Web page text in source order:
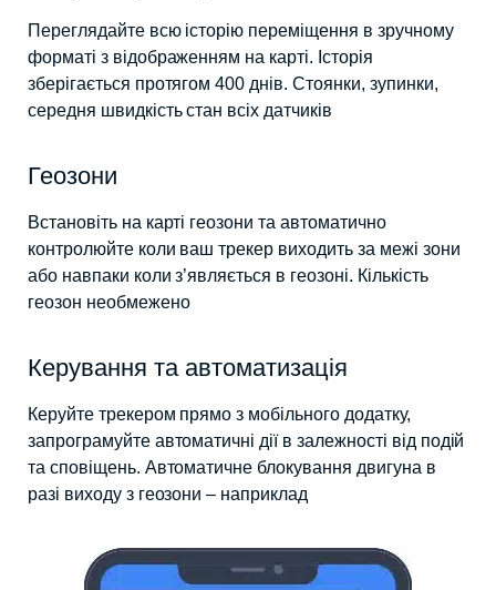
Переглядайте всю історію переміщення в зручному
форматі з відображенням на карті. Історія
зберігається протягом 400 днів. Стоянки, зупинки,
середня швидкість стан всіх датчиків
Геозони
Встановіть на карті геозони та автоматично
контролюйте коли ваш трекер виходить за межі зони
або навпаки коли з’являється в геозоні. Кількість
геозон необмежено
Керування та автоматизація
Керуйте трекером прямо з мобільного додатку,
запрограмуйте автоматичні дії в залежності від подій
та сповіщень. Автоматичне блокування двигуна в
разі виходу з геозони – наприклад